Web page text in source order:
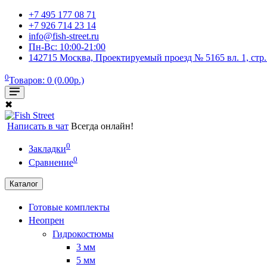
+7 495 177 08 71
+7 926 714 23 14
info@fish-street.ru
Пн-Вс: 10:00-21:00
142715 Москва, Проектируемый проезд № 5165 вл. 1,
0Товаров: 0 (0.00р.)
✖
Написать в чат Всегда онлайн!
Закладки0
Сравнение0
Каталог
Готовые комплекты
Неопрен
Гидрокостюмы
3 мм
5 мм